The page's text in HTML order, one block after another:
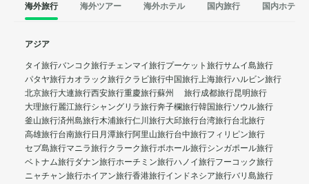
海外旅行 海外ツアー 海外ホテル 国内旅行 国内ホテル
アジア
タイ旅行バンコク旅行チェンマイ旅行プーケット旅行サムイ島旅行
パタヤ旅行カオラック旅行クラビ旅行中国旅行上海旅行ハルビン旅行
北京旅行大連旅行西安旅行重慶旅行蘇州 旅行成都旅行昆明旅行
大理旅行麗江旅行シャングリラ旅行奔子欄旅行韓国旅行ソウル旅行
釜山旅行済州島旅行木浦旅行仁川旅行大邱旅行台湾旅行台北旅行
高雄旅行台南旅行日月潭旅行阿里山旅行台中旅行フィリピン旅行
セブ島旅行マニラ旅行クラーク旅行ボホール旅行シンガポール旅行
ベトナム旅行ダナン旅行ホーチミン旅行ハノイ旅行フーコック旅行
ニャチャン旅行ホイアン旅行香港旅行インドネシア旅行バリ島旅行